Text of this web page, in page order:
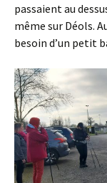
passaient au
même sur Déols.
besoin d’un petit